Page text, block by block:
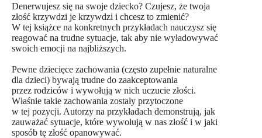
Denerwujesz się na swoje dziecko? Czujesz, że twoja
złość krzywdzi je krzywdzi i chcesz to zmienić?
W tej książce na konkretnych przykładach nauczysz się
reagować na trudne sytuacje, tak aby nie wyładowywać
swoich emocji na najbliższych.
Pewne dziecięce zachowania (często zupełnie naturalne
dla dzieci) bywają trudne do zaakceptowania
przez rodziców i wywołują w nich uczucie złości.
Właśnie takie zachowania zostały przytoczone
w tej pozycji. Autorzy na przykładach demonstrują, jak
zauważać sytuacje, które wywołują w nas złość i w jaki
sposób tę złość opanowywać.